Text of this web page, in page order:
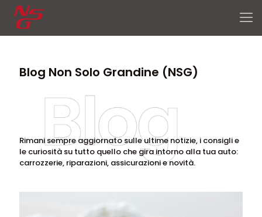
Rimani sempre aggiornato sulle ultime notizie, i consigli e
carrozzerie, riparazioni, assicurazioni e novità.
Blog Non Solo Grandine (NSG)
Rimani sempre aggiornato sulle ultime notizie, i consigli e
le curiosità su tutto quello che gira intorno alla tua auto:
carrozzerie, riparazioni, assicurazioni e novità.